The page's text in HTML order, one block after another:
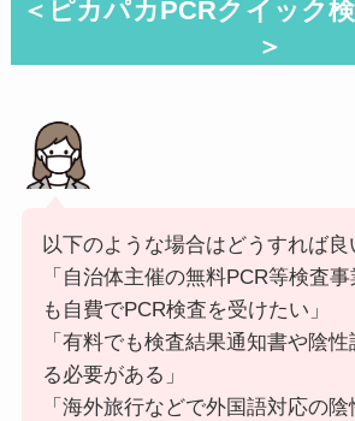
＜ピカパカPCRクイック
＞
以下のような場合はどうすれば良
「自治体主催の無料PCR等検査
も自費でPCR検査を受けたい」
「有料でも検査結果通知書や陰
る必要がある」
「海外旅行などで外国語対応の